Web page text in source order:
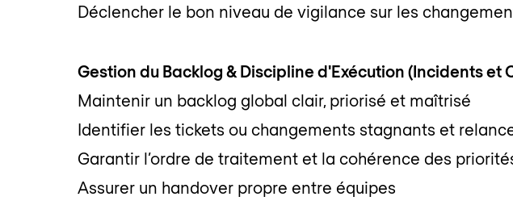
Déclencher le bon niveau de vigilance sur les
Gestion du Backlog & Discipline d'Exécution (Incidents et
Maintenir un backlog global clair, priorisé et maîtrisé
Identifier les tickets ou changements stagnants et
Garantir l’ordre de traitement et la cohérence des
Assurer un handover propre entre équipes